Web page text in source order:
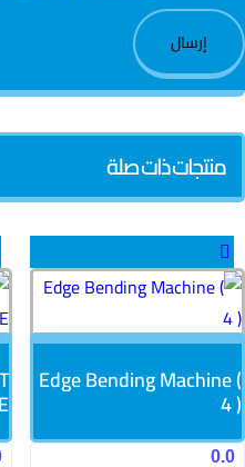
منتجات ذات صلة
Edge Bending Machine (
4 )
0.0